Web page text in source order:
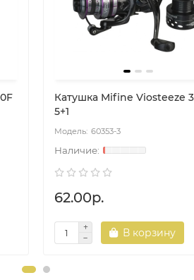
Катушка Mifine Viosteeze
5+1
60353-3
62.00р.
В корзину